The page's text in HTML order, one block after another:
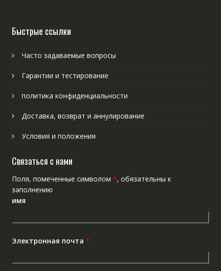
Быстрые ссылки
Часто задаваемые вопросы
Гарантии и тестирование
политика конфиденциальности
Доставка, возврат и аннулирование
Условия и положения
Связаться с нами
Поля, помеченные символом *, обязательны к
заполнению
имя
Электронная почта *